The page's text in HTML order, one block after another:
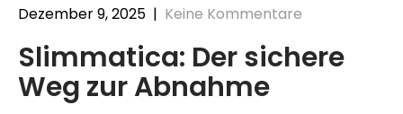
Dezember 9, 2025 | Keine Kommentare
Slimmatica: Der sichere
Weg zur Abnahme